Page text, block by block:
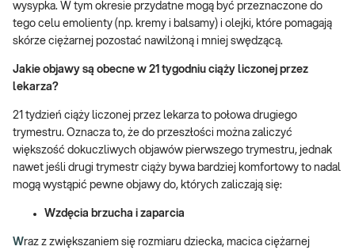
wysypka. W tym okresie przydatne mogą być przeznaczone do
tego celu emolienty (np. kremy i balsamy) i olejki, które pomagają
skórze ciężarnej pozostać nawilżoną i mniej swędzącą.
Jakie objawy są obecne w 21 tygodniu ciąży liczonej przez
lekarza?
21 tydzień ciąży liczonej przez lekarza to połowa drugiego
trymestru. Oznacza to, że do przeszłości można zaliczyć
większość dokuczliwych objawów pierwszego trymestru, jednak
nawet jeśli drugi trymestr ciąży bywa bardziej komfortowy to nadal
mogą wystąpić pewne objawy do, których zaliczają się:
Wzdęcia brzucha i zaparcia
Wraz z zwiększaniem się rozmiaru dziecka, macica ciężarnej